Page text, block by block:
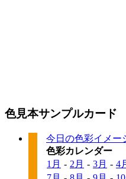
色見本サンプルカード
今日の色彩イメー
色彩カレンダー
1月 - 2月 - 3月 - 4